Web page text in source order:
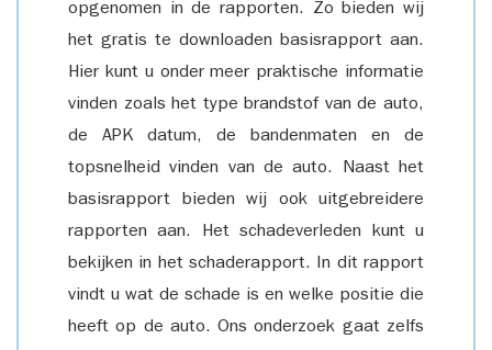
opgenomen in de rapporten. Zo bieden wij
het gratis te downloaden basisrapport aan.
Hier kunt u onder meer praktische informatie
vinden zoals het type brandstof van de auto,
de APK datum, de bandenmaten en de
topsnelheid vinden van de auto. Naast het
basisrapport bieden wij ook uitgebreidere
rapporten aan. Het schadeverleden kunt u
bekijken in het schaderapport. In dit rapport
vindt u wat de schade is en welke positie die
heeft op de auto. Ons onderzoek gaat zelfs